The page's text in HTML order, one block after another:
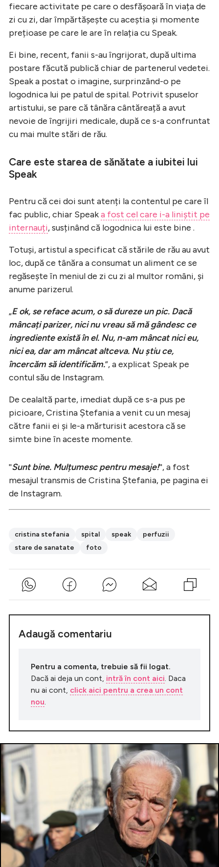
fiecare activitate pe care o desfășoară în viața de
zi cu zi, dar împărtășește cu aceștia și momente
prețioase pe care le are în relația cu Speak.
Ei bine, recent, fanii s-au îngrijorat, după ultima
postare făcută publică chiar de partenerul vedetei.
Speak a postat o imagine, surprinzând-o pe
logodnica lui pe patul de spital. Potrivit spuselor
artistului, se pare că tânăra cântăreață a avut
nevoie de îngrijiri medicale, după ce s-a confruntat
cu mai multe stări de rău.
Care este starea de sănătate a iubitei lui
Speak
Pentru că cei doi sunt atenți la contentul pe care îl
fac public, chiar Speaka fost cel care i-a liniștit pe
internauți, susținând că logodnica lui este bine .
Totuși, artistul a specificat că stările de rău au avut
loc, după ce tânăra a consumat un aliment ce se
regăsește în meniul de zi cu zi al multor români, și
anume parizerul.
„E ok, se reface acum, o să dureze un pic. Dacă
mâncați parizer, nici nu vreau să mă gândesc ce
ingrediente există în el. Nu, n-am mâncat nici eu,
nici ea, dar am mâncat altceva. Nu știu ce,
încercăm să identificăm.”, a explicat Speak pe
contul său de Instagram.
De cealaltă parte, imediat după ce s-a pus pe
picioare, Cristina Ștefania a venit cu un mesaj
către fanii ei și le-a mărturisit acestora că se
simte bine în aceste momente.
''Sunt bine. Mulțumesc pentru mesaje!'', a fost
mesajul transmis de Cristina Ștefania, pe pagina ei
de Instagram.
cristina stefania spital speak
perfuzii
stare de sanatate
foto
Adaugă comentariu
Pentru a comenta, trebuie să fii logat.
Dacă ai deja un cont, intră în cont aici . Daca
nu ai cont, click aici pentru a crea un cont
nou